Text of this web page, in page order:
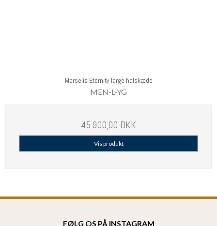
Marselis Eternity large halskæde
MEN-L-YG
45.900,00 DKK
Vis produkt
FØLG OS PÅ INSTAGRAM